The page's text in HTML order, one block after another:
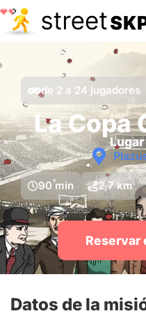
de 2 a 24 jugadores
La Copa
90 min 2,7 km
Reservar
Datos de la